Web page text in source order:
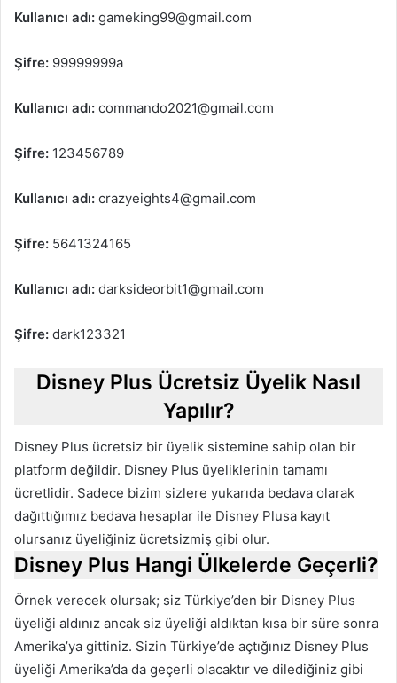
Kullanıcı adı: gameking99@gmail.com
Şifre: 99999999a
Kullanıcı adı: commando2021@gmail.com
Şifre: 123456789
Kullanıcı adı: crazyeights4@gmail.com
Şifre: 5641324165
Kullanıcı adı: darksideorbit1@gmail.com
Şifre: dark123321
Disney Plus Ücretsiz Üyelik Nasıl
Yapılır?
Disney Plus ücretsiz bir üyelik sistemine sahip olan bir
platform değildir. Disney Plus üyeliklerinin tamamı
ücretlidir. Sadece bizim sizlere yukarıda bedava olarak
dağıttığımız bedava hesaplar ile Disney Plusa kayıt
olursanız üyeliğiniz ücretsizmiş gibi olur.
Disney Plus Hangi Ülkelerde Geçerli?
Örnek verecek olursak; siz Türkiye’den bir Disney Plus
üyeliği aldınız ancak siz üyeliği aldıktan kısa bir süre sonra
Amerika’ya gittiniz. Sizin Türkiye’de açtığınız Disney Plus
üyeliği Amerika’da da geçerli olacaktır ve dilediğiniz gibi